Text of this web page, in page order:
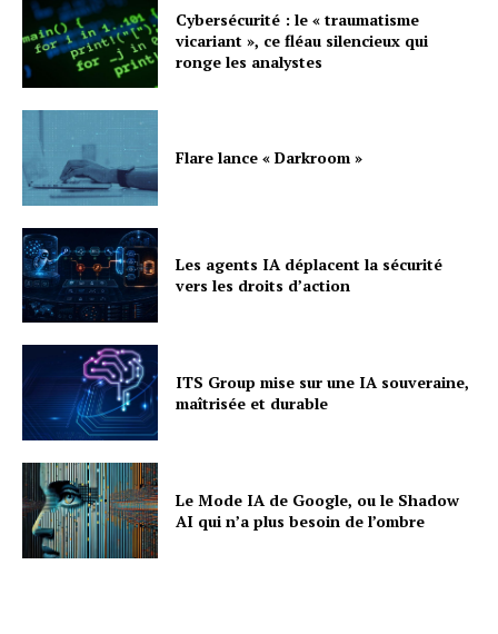
Cybersécurité : le « traumatisme
vicariant », ce fléau silencieux qui
ronge les analystes
Flare lance « Darkroom »
Les agents IA déplacent la sécurité
vers les droits d’action
ITS Group mise sur une IA souveraine,
maîtrisée et durable
Le Mode IA de Google, ou le Shadow
AI qui n’a plus besoin de l’ombre